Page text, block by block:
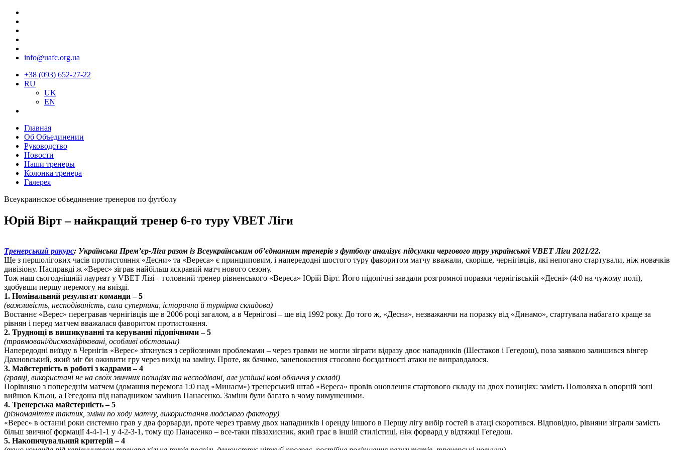
info@uafc.org.ua
+38 (093) 652-27-22
RU
UK
EN
Главная
Об Объединении
Руководство
Новости
Наши тренеры
Колонка тренера
Галерея
Всеукраинское объединение тренеров по футболу
Юрій Вірт – найкращий тренер 6-го туру VBET Ліги
Тренерський ракурс: Українська Прем’єр-Ліга разом із Всеукраїнським об’єднанням тренерів з футболу аналізує підсумки чергового туру української VBET Ліги 2021/22.
Ще з першолігових часів протистояння «Десни» та «Вереса» є принциповим, і напередодні шостого туру фаворитом матчу вважали, скоріше, чернігівців, які непогано стартували, ніж новачків
дивізіону. Насправді ж «Верес» зіграв найбільш яскравий матч нового сезону.
Тож наш сьогоднішній лауреат у VBET Лізі – головний тренер рівненського «Вереса» Юрій Вірт. Його підопічні завдали розгромної поразки чернігівській «Десні» (4:0 на чужому полі),
здобувши першу перемогу на виїзді.
1. Номінальний результат команди – 5
(важливість, несподіваність, сила суперника, історична й турнірна складова)
Востаннє «Верес» перегравав чернігівців ще в 2006 році загалом, а в Чернігові – ще від 1992 року. До того ж, «Десна», незважаючи на поразку від «Динамо», стартувала набагато краще за
рівнян і перед матчем вважалася фаворитом протистояння.
2. Труднощі в вишикуванні та керуванні підопічними – 5
(травмовані/дискваліфіковані, особливі обставини)
Напередодні виїзду в Чернігів «Верес» зіткнувся з серйозними проблемами – через травми не могли зіграти відразу двоє нападників (Шестаков і Гегедош), поза заявкою залишився вінгер
Дахновський, який міг би оживити гру через вихід на заміну. Проте, як бачимо, занепокоєння стосовно боєздатності атаки не виправдалося.
3. Майстерність в роботі з кадрами – 4
(гравці, використані не на своїх звичних позиціях та несподівані, але успішні нові обличчя у складі)
Порівняно з попереднім матчем (домашня перемога 1:0 над «Минаєм») тренерський штаб «Вереса» провів оновлення стартового складу на двох позиціях: замість Полюляха в опорній зоні
вийшов Кльоц, а Гегедоша під нападником замінив Панасенко. Заміни були багато в чому вимушеними.
4. Тренерська майстерність – 5
(різноманіття тактик, зміни по ходу матчу, використання людського фактору)
«Верес» в останні роки системно грав у два форварди, проте через травму двох нападників і оренду іншого в Першу лігу вибір гостей в атаці скоротився. Відповідно, рівняни зіграли замість
більш звичної формації4-4-1-1 у 4-2-3-1 , тому що Панасенко – все-таки півзахисник, який грає в іншій стилістиці, ніж форвард у відтяжці Гегедош.
5. Накопичувальний критерій – 4